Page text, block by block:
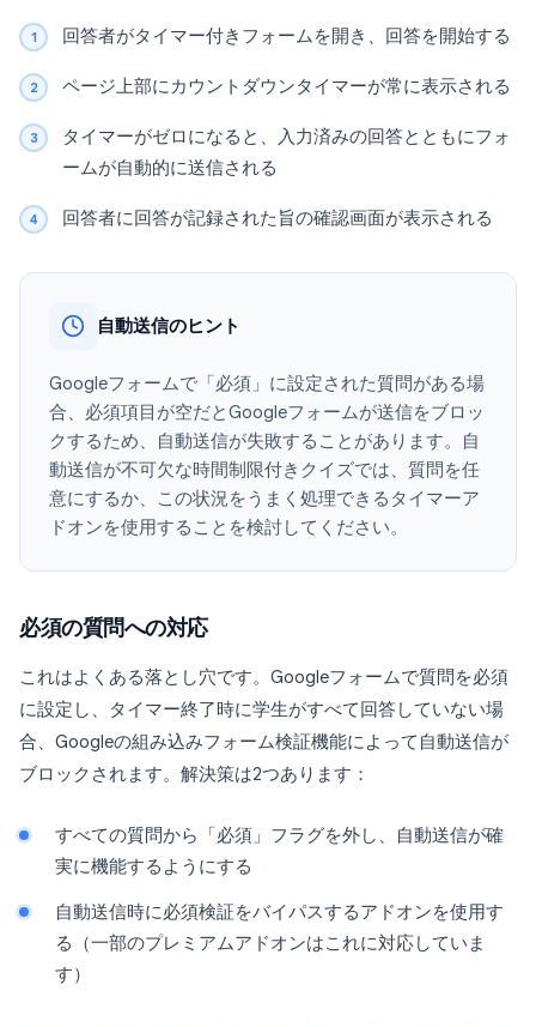
回答者がタイマー付きフォームを開き、回答を開始する
ページ上部にカウントダウンタイマーが常に表示される
タイマーがゼロになると、入力済みの回答とともにフォ
ームが自動的に送信される
回答者に回答が記録された旨の確認画面が表示される
自動送信のヒント
Googleフォームで「必須」に設定された質問がある場
合、必須項目が空だとGoogleフォームが送信をブロッ
クするため、自動送信が失敗することがあります。自
動送信が不可欠な時間制限付きクイズでは、質問を任
意にするか、この状況をうまく処理できるタイマーア
ドオンを使用することを検討してください。
必須の質問への対応
これはよくある落とし穴です。Googleフォームで質問を必須
に設定し、タイマー終了時に学生がすべて回答していない場
合、Googleの組み込みフォーム検証機能によって自動送信が
ブロックされます。解決策は2つあります：
すべての質問から「必須」フラグを外し、自動送信が確
実に機能するようにする
自動送信時に必須検証をバイパスするアドオンを使用す
る（一部のプレミアムアドオンはこれに対応していま
す）